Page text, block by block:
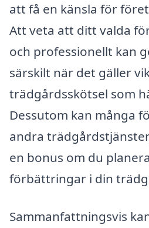
att få en känsla för
Att veta att ditt valda
och professionellt kan
särskilt när det gäller
trädgårdsskötsel som
Dessutom kan många
andra
en bonus om du
förbättringar i din
Sammanfattningsvis